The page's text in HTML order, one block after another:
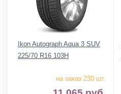
Ikon Autograph Aqua 3 SUV
225/70 R16 103H
на заказ 230 шт.